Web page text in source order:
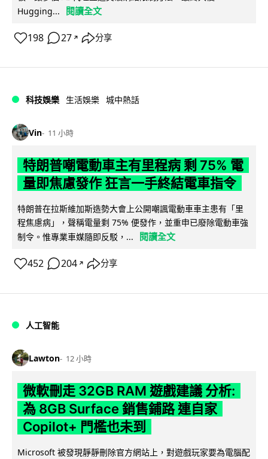
Hugging...
閱讀全文
198 27 ↗ 分享
科技娛樂 生活娛樂 城中熱話
Vin 11 小時
特朗普嘲電動車主有里程病 剩 75% 電
量即焦慮發作 狂言一手終結電車指令
特朗普在拉斯維加斯造勢大會上公開嘲諷電動車車主患有「里
程焦慮病」，聲稱電量剩 75% 便發作，並重申已廢除電動車強
制令。惟專業車媒隨即反駁，...
閱讀全文
452 204 ↗ 分享
人工智能
Lawton 12 小時
微軟刪走 32GB RAM 遊戲建議 分析:
為 8GB Surface 銷售鋪路 連自家
Copilot+ 門檻也未到
Microsoft 被發現靜靜刪除官方網站上，對遊戲玩家要為電腦配